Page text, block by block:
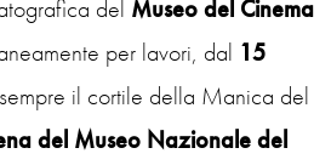
del Museo del Cinema
per lavori, dal 15
il cortile della Manica del
del Museo Nazionale del